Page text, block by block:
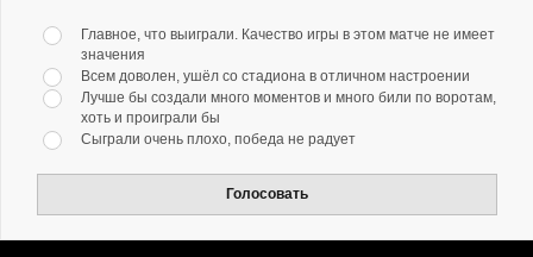
Главное, что выиграли. Качество игры в этом матче не имеет
значения
Всем доволен, ушёл со стадиона в отличном настроении
Лучше бы создали много моментов и много били по воротам,
хоть и проиграли бы
Сыграли очень плохо, победа не радует
Голосовать